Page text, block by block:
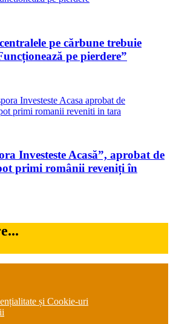
pe cărbune trebuie
pe pierdere”
Investeste Acasă”, aprobat de
primi românii reveniți în
și Cookie-uri